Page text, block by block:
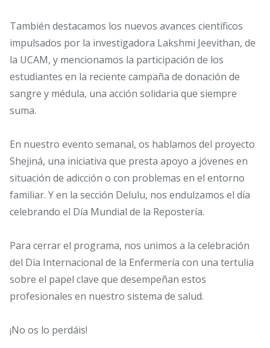
También destacamos los nuevos avances científicos
impulsados por la investigadora Lakshmi Jeevithan, de
la UCAM, y mencionamos la participación de los
estudiantes en la reciente campaña de donación de
sangre y médula, una acción solidaria que siempre
suma.
En nuestro evento semanal, os hablamos del proyecto
Shejiná, una iniciativa que presta apoyo a jóvenes en
situación de adicción o con problemas en el entorno
familiar. Y en la sección Delulu, nos endulzamos el día
celebrando el Día Mundial de la Repostería.
Para cerrar el programa, nos unimos a la celebración
del Día Internacional de la Enfermería con una tertulia
sobre el papel clave que desempeñan estos
profesionales en nuestro sistema de salud.
¡No os lo perdáis!